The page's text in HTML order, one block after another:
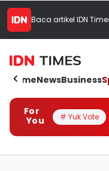
Baca artikel IDN
HomeNewsBusiness
For
You
# Yuk Vote